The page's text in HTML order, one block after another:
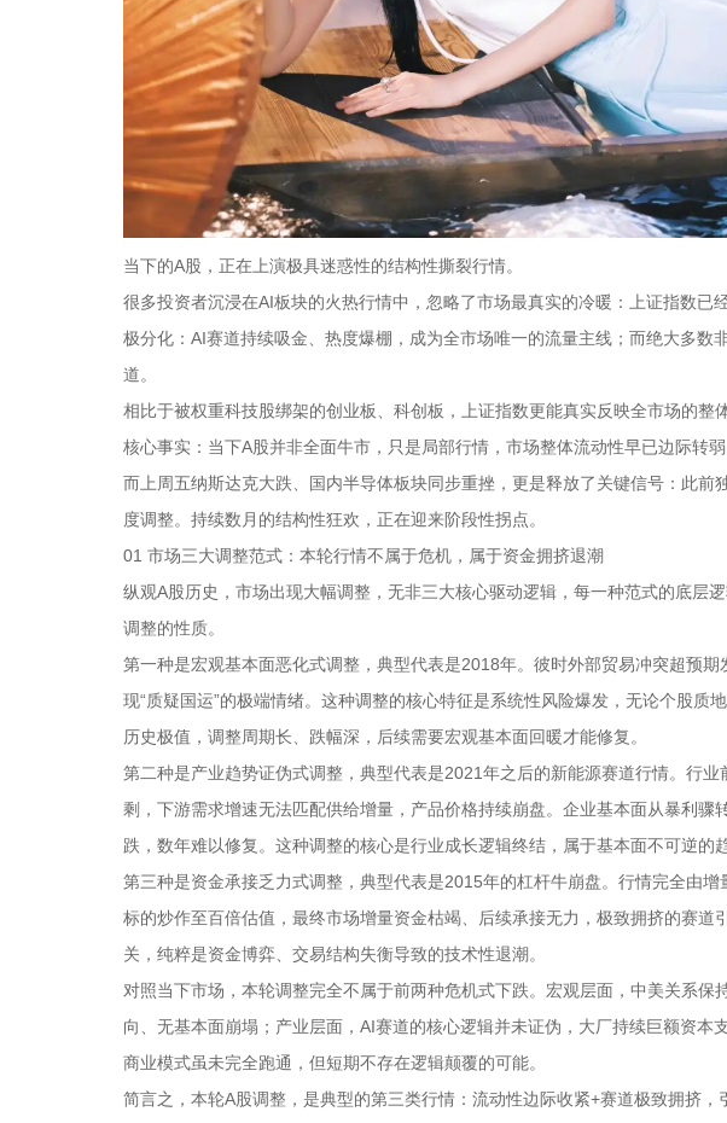
当下的A股，正在上演极具迷惑性的结构性撕裂行情。
很多投资者沉浸在AI板块的火热行情中，忽略了市场最真实的冷暖：上证指数已
极分化：AI赛道持续吸金、热度爆棚，成为全市场唯一的流量主线；而绝大多数
道。
相比于被权重科技股绑架的创业板、科创板，上证指数更能真实反映全市场的
核心事实：当下A股并非全面牛市，只是局部行情，市场整体流动性早已边际转
而上周五纳斯达克大跌、国内半导体板块同步重挫，更是释放了关键信号：此
度调整。持续数月的结构性狂欢，正在迎来阶段性拐点。
01 市场三大调整范式：本轮行情不属于危机，属于资金拥挤退潮
纵观A股历史，市场出现大幅调整，无非三大核心驱动逻辑，每一种范式的底层
调整的性质。
第一种是宏观基本面恶化式调整，典型代表是2018年。彼时外部贸易冲突超预
现“质疑国运”的极端情绪。这种调整的核心特征是系统性风险爆发，无论个股质
历史极值，调整周期长、跌幅深，后续需要宏观基本面回暖才能修复。
第二种是产业趋势证伪式调整，典型代表是2021年之后的新能源赛道行情。行
剩，下游需求增速无法匹配供给增量，产品价格持续崩盘。企业基本面从暴利
跌，数年难以修复。这种调整的核心是行业成长逻辑终结，属于基本面不可逆的
第三种是资金承接乏力式调整，典型代表是2015年的杠杆牛崩盘。行情完全由
标的炒作至百倍估值，最终市场增量资金枯竭、后续承接无力，极致拥挤的赛
关，纯粹是资金博弈、交易结构失衡导致的技术性退潮。
对照当下市场，本轮调整完全不属于前两种危机式下跌。宏观层面，中美关系
向、无基本面崩塌；产业层面，AI赛道的核心逻辑并未证伪，大厂持续巨额资本
商业模式虽未完全跑通，但短期不存在逻辑颠覆的可能。
简言之，本轮A股调整，是典型的第三类行情：流动性边际收紧+赛道极致拥挤，